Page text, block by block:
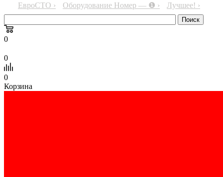
ЕвроСТО ›
Оборудование Номер — ❶ › Лучшее! ›
0
0
0
Корзина